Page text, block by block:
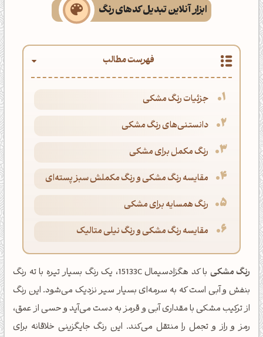
ابزار آنلاین تبدیل کدهای رنگ
فهرست مطالب
جزئیات رنگ مشکی
دانستنی‌های رنگ مشکی
رنگ مکمل برای مشکی
مقایسه رنگ مشکی و رنگ مکملش سبز پسته‌ای
رنگ همسایه برای مشکی
مقایسه رنگ مشکی و رنگ نیلی متالیک
رنگ مشکی
با کد هگزادسیمال 15133C، یک رنگ بسیار تیره با ته رنگ
بنفش و آبی است که به سرمه‌ای بسیار سیر نزدیک می‌شود. این رنگ
از ترکیب مشکی با مقداری آبی و قرمز به دست می‌آید و حسی از عمق،
رمز و راز و تجمل را منتقل می‌کند. این رنگ جایگزینی خلاقانه برای